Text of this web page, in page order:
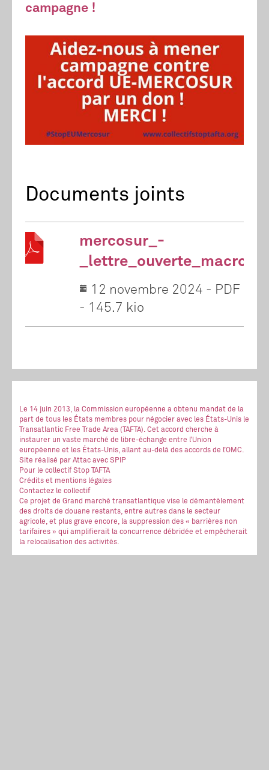
campagne !
Documents joints
mercosur_-
12 novembre 2024 - PDF
- 145.7 kio
Le 14 juin 2013, la Commission européenne a obtenu mandat de la
part de tous les États membres pour négocier avec les États-Unis le
Transatlantic Free Trade Area (TAFTA). Cet accord cherche à
instaurer un vaste marché de libre-échange entre l’Union
européenne et les États-Unis, allant au-delà des accords de l’OMC.
Site réalisé par Attac avec SPIP
Pour le collectif Stop TAFTA
Crédits et mentions légales
Contactez le collectif
Ce projet de Grand marché transatlantique vise le démantèlement
des droits de douane restants, entre autres dans le secteur
agricole, et plus grave encore, la suppression des « barrières non
tarifaires » qui amplifierait la concurrence débridée et empêcherait
la relocalisation des activités.